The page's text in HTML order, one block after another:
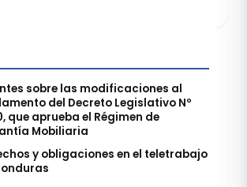
sobre las modificaciones al
del Decreto Legislativo Nº
que aprueba el Régimen de
Mobiliaria
y obligaciones en el teletrabajo